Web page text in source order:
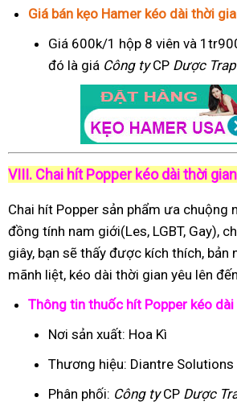
Giá bán kẹo Hamer kéo dài thời
Giá 600k/1 hộp 8 viên và
đó là giá Công tyCP Dược
VIII. Chai hít Popper kéo dài thời
Chai hít Popper sản phẩm ưa chuộng
đồng tính nam giới(Les, LGBT, Gay),
giây, bạn sẽ thấy được kích thích, bản
mãnh liệt, kéo dài thời gian yêu lên
Thông tin thuốc hít Popper kéo
Nơi sản xuất: Hoa Kì
Thương hiệu: Diantre Solutions
Phân phối: Công tyCP Dược